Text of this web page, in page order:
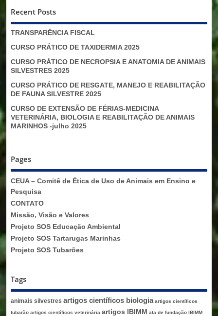
Recent Posts
TRANSPARÊNCIA FISCAL
CURSO PRÁTICO DE TAXIDERMIA 2025
CURSO PRÁTICO DE NECROPSIA E ANATOMIA DE ANIMAIS
SILVESTRES 2025
CURSO PRÁTICO DE RESGATE, MANEJO E REABILITAÇÃO
DE FAUNA SILVESTRE 2025
CURSO DE EXTENSÃO DE FÉRIAS-MEDICINA
VETERINÁRIA, BIOLOGIA E REABILITAÇÃO DE ANIMAIS
MARINHOS -julho 2025
Pages
CEUA – Comitê de Ética de Uso de Animais em Ensino e
Pesquisa
CONTATO
Missão, Visão e Valores
Projeto SOS Educação Ambiental
Projeto SOS Tartarugas Marinhas
Projeto SOS Tubarões
Tags
animais silvestres artigos científicos biologia artigos científicos
tubarão artigos científicos veterinária artigos IBIMM ata de fundação IBIMM